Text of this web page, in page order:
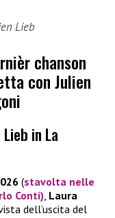
Lieb
chanson
con Julien
in La
(stavolta nelle
Conti), Laura
dell’uscita del